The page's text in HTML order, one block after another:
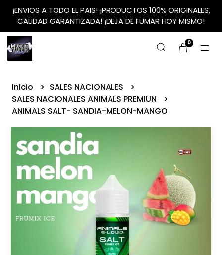
¡ENVIOS A TODO EL PAIS! ¡PRODUCTOS 100% ORIGINALES,
CALIDAD GARANTIZADA! ¡DEJA DE FUMAR HOY MISMO!
0
Inicio
SALES NACIONALES
SALES NACIONALES ANIMALS PREMIUN
ANIMALS SALT- SANDIA-MELON-MANGO